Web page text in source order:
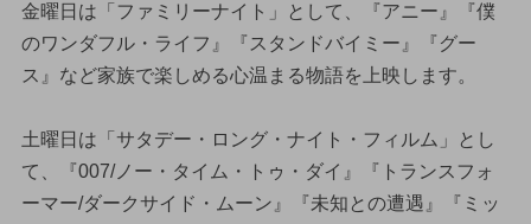
金曜日は「ファミリーナイト」として、『アニー』『僕
のワンダフル・ライフ』『スタンドバイミー』『グー
ス』など家族で楽しめる心温まる物語を上映します。
土曜日は「サタデー・ロング・ナイト・フィルム」とし
て、『007/ノー・タイム・トゥ・ダイ』『トランスフォ
ーマー/ダークサイド・ムーン』『未知との遭遇』『ミッ